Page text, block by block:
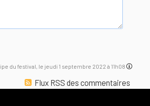
du festival, le jeudi 1 septembre 2022 à 11h08
Flux RSS des commentaires